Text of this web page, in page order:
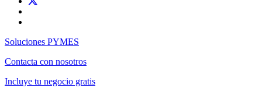
Soluciones PYMES
Contacta con nosotros
Incluye tu negocio gratis